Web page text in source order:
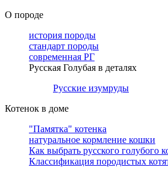
О породе
история породы
стандарт породы
современная РГ
Русская Голубая в деталях
Русские изумруды
Котенок в доме
"Памятка" котенка
натуральное кормление кошки
Как выбрать русского голубого
Классификация породистых